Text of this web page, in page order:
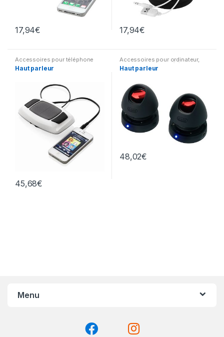
17,94€ 17,94€
Accessoires pour téléphone
Haut parleur
45,68€
Accessoires pour ordinateur,
Accessoires pour téléphone
Haut parleur
48,02€
Menu